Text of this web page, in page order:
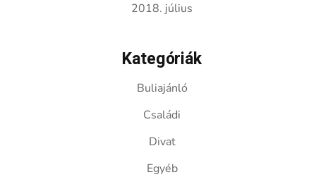
2018. július
Kategóriák
Buliajánló
Családi
Divat
Egyéb